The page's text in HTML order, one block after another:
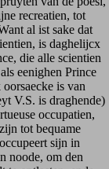
recreatien, tot
al ist sake dat
is daghelijcx
die alle scientien
eenighen Prince
is van
V.S. is draghende)
occupatien,
tot bequame
sijn in
noode, om den